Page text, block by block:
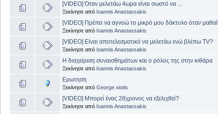
[VIDEO] Όταν μελετάω 4ωρα είναι σωστό να ...
Ξεκίνησε από Ioannis Anastassakis
[VIDEO] Πρέπει να αγνοώ το μικρό μου δάκτυλο όταν
Ξεκίνησε από Ioannis Anastassakis
[VIDEO] Είναι αποτελεσματικό να μελετάω ενώ βλέπω TV?
Ξεκίνησε από Ioannis Anastassakis
Η διαχείριση συναισθημάτων και ο ρόλος της στην κιθάρα
Ξεκίνησε από Ioannis Anastassakis
Ερωτηση
Ξεκίνησε από George xiotis
[VIDEO] Μπορεί ένας 28χρονος να εξελιχθεί?
Ξεκίνησε από Ioannis Anastassakis